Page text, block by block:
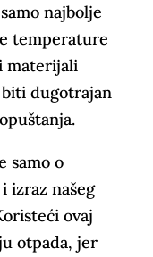
najbolje
temperature
materijali
biti dugotrajan
samo o
izraz našeg
ovaj
otpada, jer